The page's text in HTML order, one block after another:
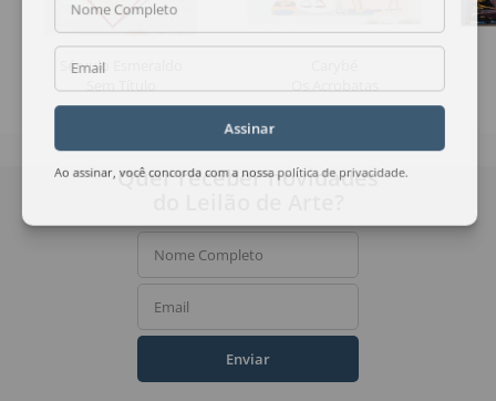
Sérvulo Esmeraldo
Sem Título
Os Acrobatas
Nome Completo
Email
Assinar
Ao assinar, você concorda com a nossa política de privacidade
Quer receber novidades
Nome Completo
Email
Enviar